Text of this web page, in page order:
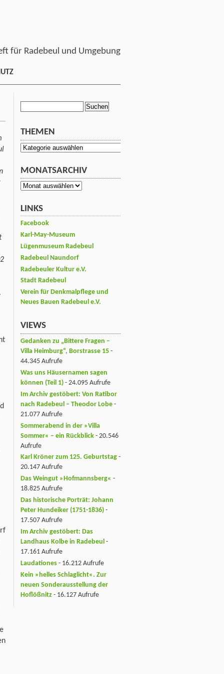
für Radebeul und Umgebung
THEMEN
Themen
MONATSARCHIV
Monatsarchiv
LINKS
Facebook
Karl-May-Museum
Lügenmuseum Radebeul
Radebeul Naundorf
Radebeuler Kultur e.V.
Stadt Radebeul
Verein für Denkmalpflege und
Neues Bauen Radebeul e.V.
VIEWS
Gedanken zu „Bittere Fragen –
Villa Heimburg“, Borstrasse 15 -
44.345 Aufrufe
Was uns Häusernamen sagen
können (Teil 1) - 24.095 Aufrufe
Im Archiv gestöbert: Von Ratibor
nach Radebeul – Theodor Lobe -
21.077 Aufrufe
Sommerabend in der »Villa
Sommer« – ein Rückblick - 20.546
Aufrufe
Karl Kröner zum 125. Geburtstag -
20.147 Aufrufe
Das Weingut »Hofmannsberg« -
18.825 Aufrufe
Das historische Porträt: Johann
Peter Hundeiker (1751-1836) -
17.507 Aufrufe
Im Archiv gestöbert: Das
Landhaus Kolbe in Radebeul -
17.161 Aufrufe
Laudationes - 16.212 Aufrufe
Kein »helles Schlaglicht«. Zur
neuen Sonderausstellung der
Hoflößnitz - 16.127 Aufrufe